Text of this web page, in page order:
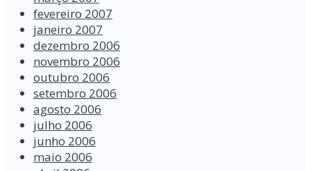
fevereiro 2007
janeiro 2007
dezembro 2006
novembro 2006
outubro 2006
setembro 2006
agosto 2006
julho 2006
junho 2006
maio 2006